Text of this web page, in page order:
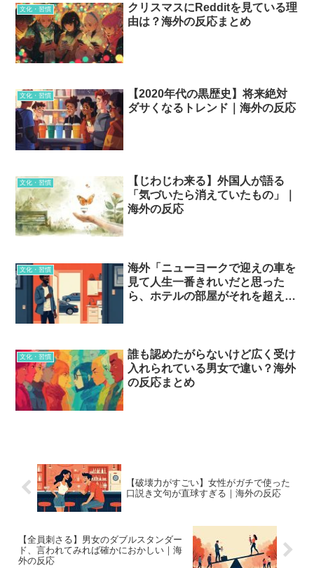
文化・習慣
クリスマスにRedditを見ている理
由は？海外の反応まとめ
文化・習慣
【2020年代の黒歴史】将来絶対
ダサくなるトレンド｜海外の反応
文化・習慣
【じわじわ来る】外国人が語る
「気づいたら消えていたもの」｜
海外の反応
文化・習慣
海外「ニューヨークで迎えの車を
見て人生一番きれいだと思った
ら、ホテルの部屋がそれを超え
文化・習慣
誰も認めたがらないけど広く受け
入れられている男女で違い？海外
の反応まとめ
【破壊力がすごい】女性がガチで使った
口説き文句が直球すぎる｜海外の反応
【全員刺さる】男女のダブルスタンダー
ド、言われてみれば確かにおかしい｜海
外の反応